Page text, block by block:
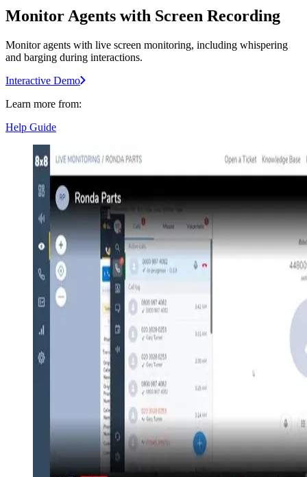
Monitor Agents with Screen Recording
Monitor agents with live screen monitoring, including whispering
and barging during interactions.
Interactive Demo
Learn more from:
Help Guide